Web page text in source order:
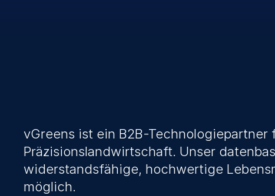
vGreens ist ein B2B-Technologiepartner
Präzisionslandwirtschaft. Unser
widerstandsfähige, hochwertige
möglich.